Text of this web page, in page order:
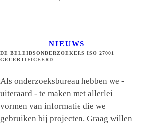
NIEUWS
DE BELEIDSONDERZOEKERS ISO 27001
GECERTIFICEERD
Als onderzoeksbureau hebben we -
uiteraard - te maken met allerlei
vormen van informatie die we
gebruiken bij projecten. Graag willen